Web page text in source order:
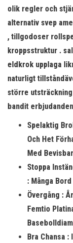
olik regler och
alternativ svep
, tillgodoser
kroppsstruktur .
eldkrok upplaga
naturligt
större
bandit
Spelaktig
Och Het
Med
Stoppa
: Många
Övergång :
Femtio
Bra Chansa